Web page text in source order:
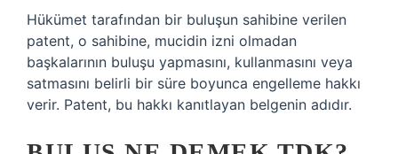
Hükümet tarafından bir buluşun sahibine verilen
patent, o sahibine, mucidin izni olmadan
başkalarının buluşu yapmasını, kullanmasını veya
satmasını belirli bir süre boyunca engelleme hakkı
verir. Patent, bu hakkı kanıtlayan belgenin adıdır.